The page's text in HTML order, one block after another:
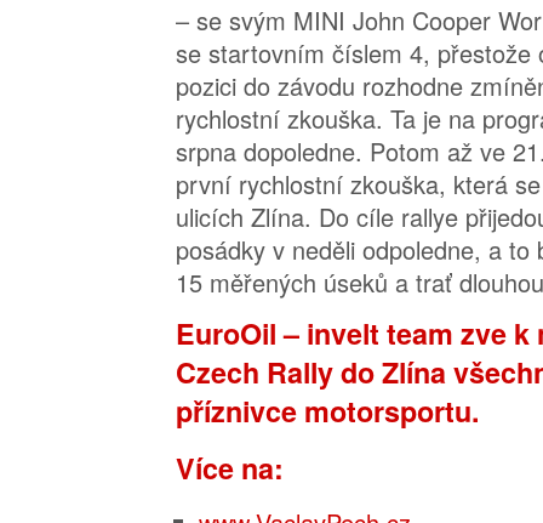
– se svým MINI John Cooper
se startovním číslem 4, přestože
pozici do závodu rozhodne
rychlostní zkouška. Ta je na
srpna dopoledne. Potom až ve
první rychlostní zkouška, která
ulicích Zlína. Do cíle rallye
posádky v neděli odpoledne, a
15 měřených úseků a trať
EuroOil – invelt team zve
Czech Rally do Zlína
příznivce motorsportu.
Více na: